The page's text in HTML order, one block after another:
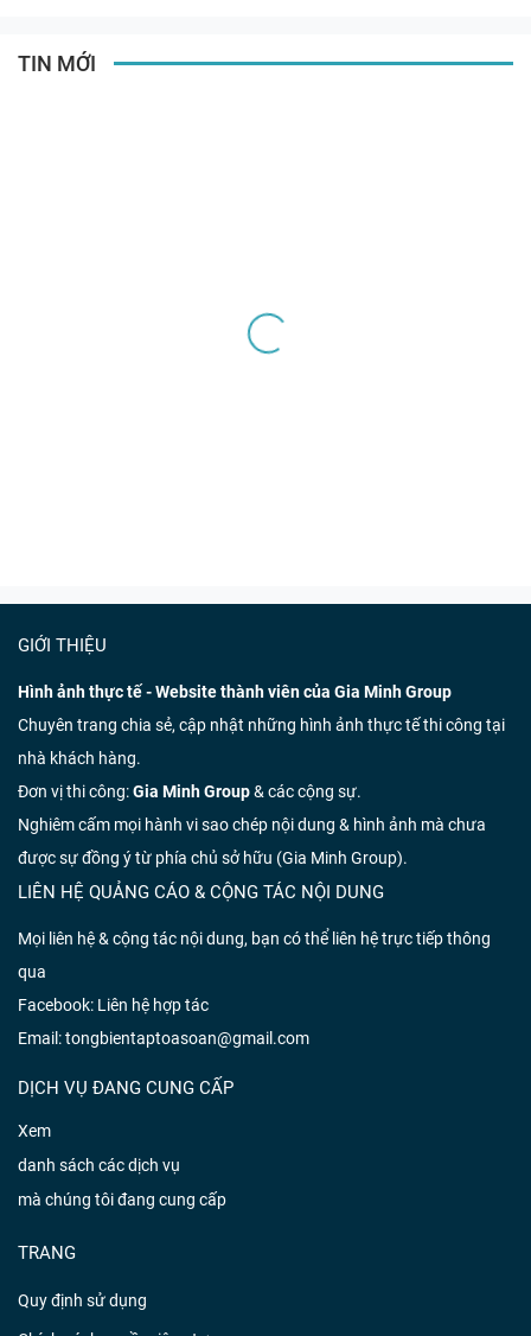
TIN MỚI
GIỚI THIỆU
Hình ảnh thực tế - Website thành viên của Gia Minh Group
Chuyên trang chia sẻ, cập nhật những hình ảnh thực tế thi công tại
nhà khách hàng.
Đơn vị thi công:Gia Minh Group& các cộng sự.
Nghiêm cấm mọi hành vi sao chép nội dung & hình ảnh mà chưa
được sự đồng ý từ phía chủ sở hữu (Gia Minh Group).
LIÊN HỆ QUẢNG CÁO & CỘNG TÁC NỘI DUNG
Mọi liên hệ & cộng tác nội dung, bạn có thể liên hệ trực tiếp thông
qua
Facebook: Liên hệ hợp tác
Email: tongbientaptoasoan@gmail.com
DỊCH VỤ ĐANG CUNG CẤP
Xem
danh sách các dịch vụ
mà chúng tôi đang cung cấp
TRANG
Quy định sử dụng